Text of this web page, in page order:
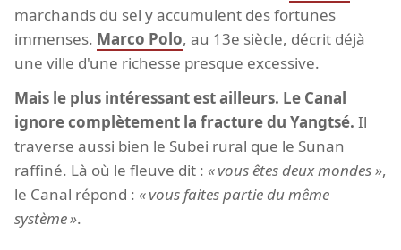
marchands du sel y accumulent des fortunes
immenses. Marco Polo, au 13e siècle, décrit déjà
une ville d'une richesse presque excessive.
Mais le plus intéressant est ailleurs. Le Canal
ignore complètement la fracture du Yangtsé. Il
traverse aussi bien le Subei rural que le Sunan
raffiné. Là où le fleuve dit :
vous êtes deux mondes ,
le Canal répond :
vous faites partie du même
système .